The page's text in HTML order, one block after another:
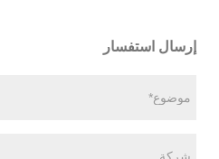
إرسال استفسار